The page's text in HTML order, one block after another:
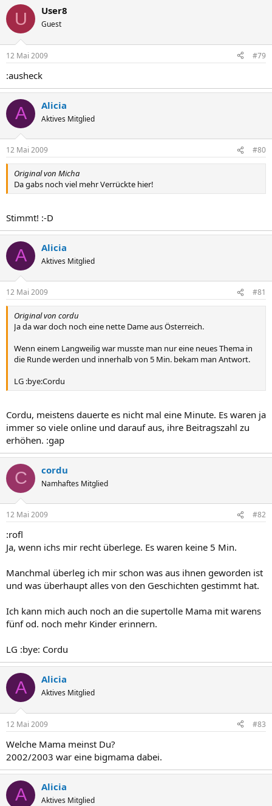
U User8
Guest
12 Mai 2009 #79
:ausheck
A Alicia
Aktives Mitglied
12 Mai 2009 #80
Original von Micha
Da gabs noch viel mehr Verrückte hier!
Stimmt! :-D
A Alicia
Aktives Mitglied
12 Mai 2009 #81
Original von cordu
Ja da war doch noch eine nette Dame aus Österreich.
Wenn einem Langweilig war musste man nur eine neues Thema in
die Runde werden und innerhalb von 5 Min. bekam man Antwort.
LG :bye:Cordu
Cordu, meistens dauerte es nicht mal eine Minute. Es waren ja
immer so viele online und darauf aus, ihre Beitragszahl zu
erhöhen. :gap
C cordu
Namhaftes Mitglied
12 Mai 2009 #82
:rofl
Ja, wenn ichs mir recht überlege. Es waren keine 5 Min.
Manchmal überleg ich mir schon was aus ihnen geworden ist
und was überhaupt alles von den Geschichten gestimmt hat.
Ich kann mich auch noch an die supertolle Mama mit warens
fünf od. noch mehr Kinder erinnern.
LG :bye: Cordu
A Alicia
Aktives Mitglied
12 Mai 2009 #83
Welche Mama meinst Du?
2002/2003 war eine bigmama dabei.
A Alicia
Aktives Mitglied